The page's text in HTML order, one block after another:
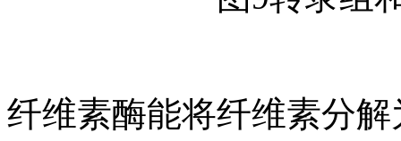
纤维素酶能将纤维素分